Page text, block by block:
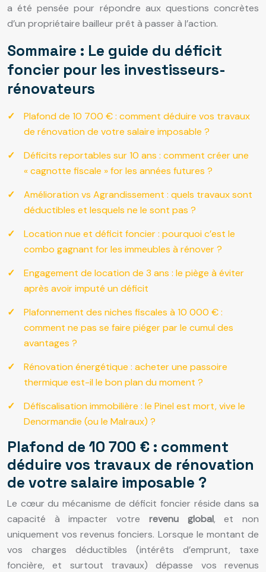
a été pensée pour répondre aux questions concrètes
d’un propriétaire bailleur prêt à passer à l’action.
Sommaire : Le guide du déficit
foncier pour les investisseurs-
rénovateurs
Plafond de 10 700 € : comment déduire vos travaux
de rénovation de votre salaire imposable ?
Déficits reportables sur 10 ans : comment créer une
« cagnotte fiscale » for les années futures ?
Amélioration vs Agrandissement : quels travaux sont
déductibles et lesquels ne le sont pas ?
Location nue et déficit foncier : pourquoi c’est le
combo gagnant for les immeubles à rénover ?
Engagement de location de 3 ans : le piège à éviter
après avoir imputé un déficit
Plafonnement des niches fiscales à 10 000 € :
comment ne pas se faire piéger par le cumul des
avantages ?
Rénovation énergétique : acheter une passoire
thermique est-il le bon plan du moment ?
Défiscalisation immobilière : le Pinel est mort, vive le
Denormandie (ou le Malraux) ?
Plafond de 10 700 € : comment
déduire vos travaux de rénovation
de votre salaire imposable ?
Le cœur du mécanisme de déficit foncier réside dans sa
capacité à impacter votre revenu global, et non
uniquement vos revenus fonciers. Lorsque le montant de
vos charges déductibles (intérêts d’emprunt, taxe
foncière, et surtout travaux) dépasse vos revenus